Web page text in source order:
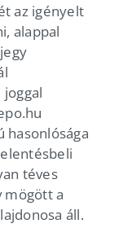
az igényelt
alappal
hasonlósága
téves
mögött a
áll.